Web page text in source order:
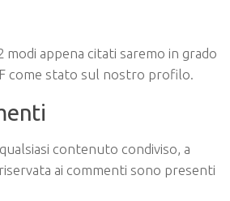
modi appena citati saremo in grado
come stato sul nostro profilo.
contenuto condiviso, a
ai commenti sono presenti